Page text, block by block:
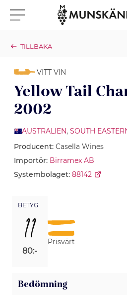
Klicka för meny
TILLBAKA
VITT VIN
Yellow Tail
2002
AUSTRALIEN, SOUTH
Producent: Casella Wines
Importör: Birramex AB
Systembolaget: 88142
BETYG
11
80:-
Prisvärt
Bedömning